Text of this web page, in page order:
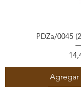
PDZa/0045
Agregar